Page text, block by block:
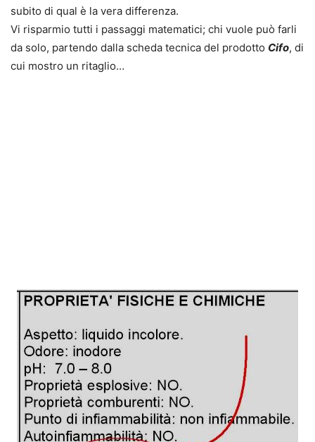
subito di qual è la vera differenza.
Vi risparmio tutti i passaggi matematici; chi vuole può farli
da solo, partendo dalla scheda tecnica del prodotto Cifo, di
cui mostro un ritaglio…